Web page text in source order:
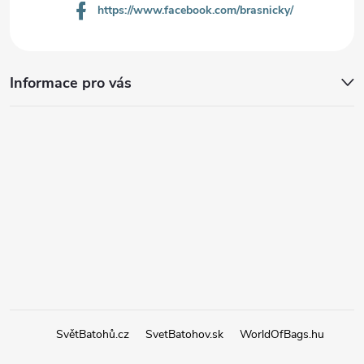
https://www.facebook.com/brasnicky/
Informace pro vás
SvětBatohů.cz SvetBatohov.sk WorldOfBags.hu